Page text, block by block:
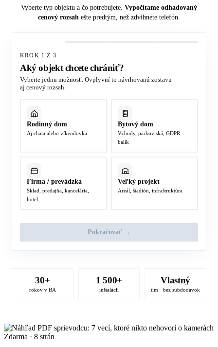
Vyberte typ objektu a čo potrebujete. Vypočítame odhadovaný
cenový rozsah ešte predtým, než zdvihnete telefón.
KROK 1 Z 3
Aký objekt chcete chrániť?
Vyberte jednu možnosť. Ovplyvní to návrhovanú zostavu
aj cenový rozsah.
Rodinný dom
Aj chata alebo víkendovka
Bytový dom
Vchody, parkoviská, GDPR
balík
Firma / prevádzka
Sklad, predajňa, kancelária,
hotel
Veľký projekt
Areál, štadión, infraštruktúra
Pokračovať →
30+
rokov v BA
1 500+
inštalácií
Vlastný
tím · bez subdodávok
Zdarma · 8 strán